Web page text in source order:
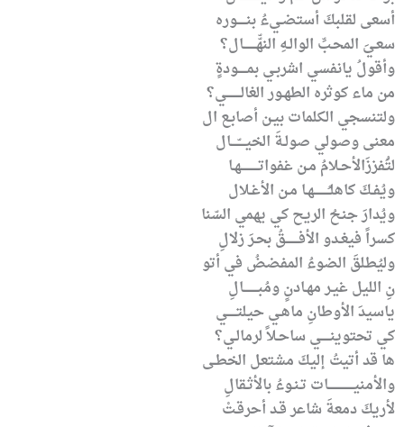
أسعى لقلبكَ أستضـيءُ بنـــــوره
سعـيَ المحـبِّ الوالـهِ النهّّـــــــال؟
وأقولُ يانفسي اشربـي بمـــــودةٍ
من ماء كوثره الطهـور الغالــــــــي؟
ولتنسجي الكلمات بيـن أصابـع ال
معنى وصولي صولـةَ الخيــــّــــال
لتَُفززَالأحـلامُ مـن غفواتــــــــــهـا
ويُفـكَ كاهلـُــــــــهـا مـن الأغـلال
ويُدارَ جنحُ الريح كي يهمي السّنا
كسراً فيغـدو الأفـــــــقُ بحـرَ زلالِ
وليُطلقَ الضوءُ المفضضُ في أتو
نِ الليل غيـر مهـادنٍ ومُبــــــــالِ
ياسيدَ الأوطانِ ماهـي حيلتـــــي
كي تحتوينـــــي ساحـلاً لرمالـي؟
ها قد أتيتُ إليكَ مشتعل الخطـى
والأمنيــــــــــــــات تـنـوءُ بالأثـقالِ
لأريكَ دمعةَ شاعر قـد أحرقـتْ